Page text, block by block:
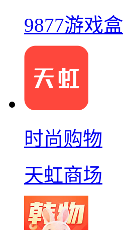
9877游戏盒
时尚购物
天虹商场